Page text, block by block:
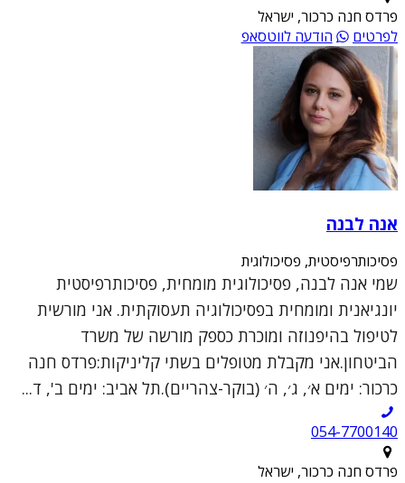
פרדס חנה כרכור, ישראל
לפרטים
הודעה לווטסאפ
אנה לבנה
פסיכותרפיסטית, פסיכולוגית
שמי אנה לבנה, פסיכולוגית מומחית, פסיכותרפיסטית
יונגיאנית ומומחית בפסיכולוגיה תעסוקתית. אני מורשית
לטיפול בהיפנוזה ומוכרת כספק מורשה של משרד
הביטחון.אני מקבלת מטופלים בשתי קליניקות:פרדס חנה
כרכור: ימים א׳, ג׳, ה׳ (בוקר-צהריים).תל אביב: ימים ב', ד...
054-7700140
פרדס חנה כרכור, ישראל